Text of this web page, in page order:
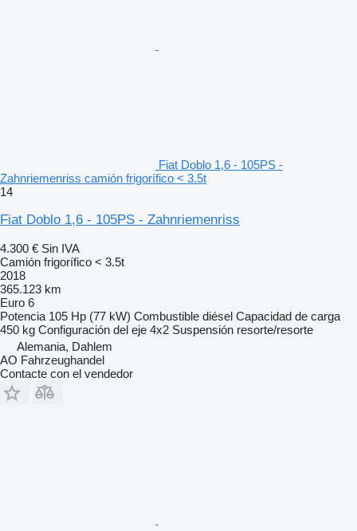
Fiat Doblo 1,6 - 105PS -
Zahnriemenriss camión frigorífico < 3.5t
14
Fiat Doblo 1,6 - 105PS - Zahnriemenriss
4.300 € Sin IVA
Camión frigorífico < 3.5t
2018
365.123 km
Euro 6
Potencia 105 Hp (77 kW) Combustible diésel Capacidad de carga
450 kg Configuración del eje 4x2 Suspensión resorte/resorte
Alemania, Dahlem
AO Fahrzeughandel
Contacte con el vendedor